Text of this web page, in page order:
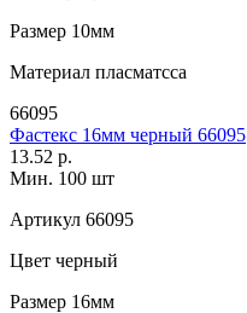
Размер 10мм
Материал пласматсса
66095
Фастекс 16мм черный 66095
13.52 р.
Мин. 100 шт
Артикул 66095
Цвет черный
Размер 16мм